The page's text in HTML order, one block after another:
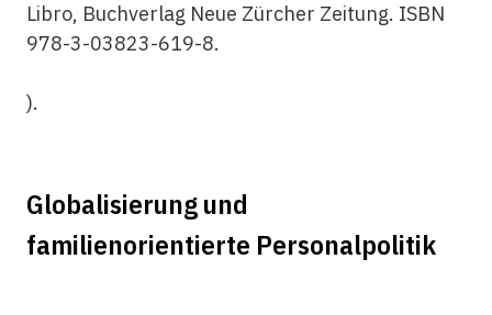
Libro, Buchverlag Neue Zürcher Zeitung. ISBN
978-3-03823-619-8.
).
Globalisierung und
familienorientierte Personalpolitik